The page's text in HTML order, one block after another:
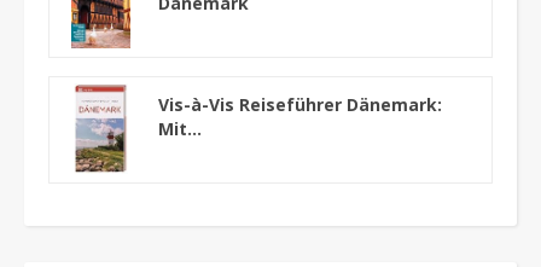
Vis-à-Vis Reiseführer Dänemark:
Mit...